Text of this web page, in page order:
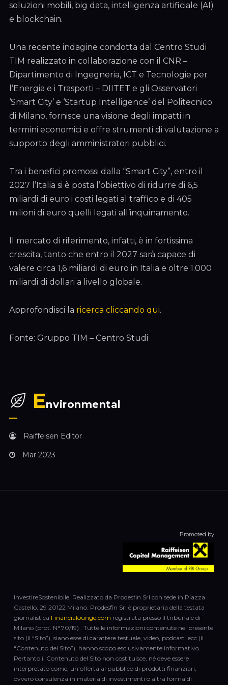
soluzioni mobili, big data, intelligenza artificiale (AI)
e blockchain.
Una recente indagine condotta dal Centro Studi
TIM realizzato in collaborazione con il CNR –
Dipartimento di Ingegneria, ICT e Tecnologie per
l’Energia e i Trasporti – DIITET e gli Osservatori
‘Smart City’ e ‘Startup Intelligence’ del Politecnico
di Milano, fornisce una visione degli impatti in
termini economici e offre strumenti di valutazione a
supporto degli amministratori pubblici.
Tra i benefici promossi dalla “Smart City”, entro il
2027 l’Italia si è posta l’obiettivo di ridurre di 6,5
miliardi di euro i costi legati al traffico e di 405
milioni di euro quelli legati all’inquinamento.
Il mercato di riferimento, infatti, è in fortissima
crescita, tanto che entro il 2027 sarà capace di
valere circa 1,6 miliardi di euro in Italia e oltre 1.000
miliardi di dollari a livello globale.
Approfondisci la ricerca cliccando qui.
Fonte: Gruppo TIM – Centro Studi
Environmental
Raiffeisen Editor
Mar 2023
Promoted by
InvestireSostenibile. Realizzato da Prodesfin Srl con sede in Piazza
Castello, 29 20122 Milano. Prodesfin Srl è proprietaria della testata
giornalistica Financialounge.com registrata presso il tribunale di
Milano (prot. N°70/19) . Tutte le informazioni contenute nel presente
sito (il “Sito”), siano esse di carattere testuale, video, podcast..ecc (il
“Contenuto del Sito”), hanno scopo esclusivamente informativo.
Pertanto il Contenuto del Sito non costituisce, né deve essere
interpretato come, un’offerta al pubblico di prodotti finanziari,
ovvero consulenza in materia di investimenti o altra forma di